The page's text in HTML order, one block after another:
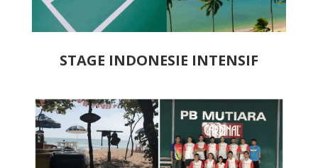
STAGE INDONESIE INTENSIF